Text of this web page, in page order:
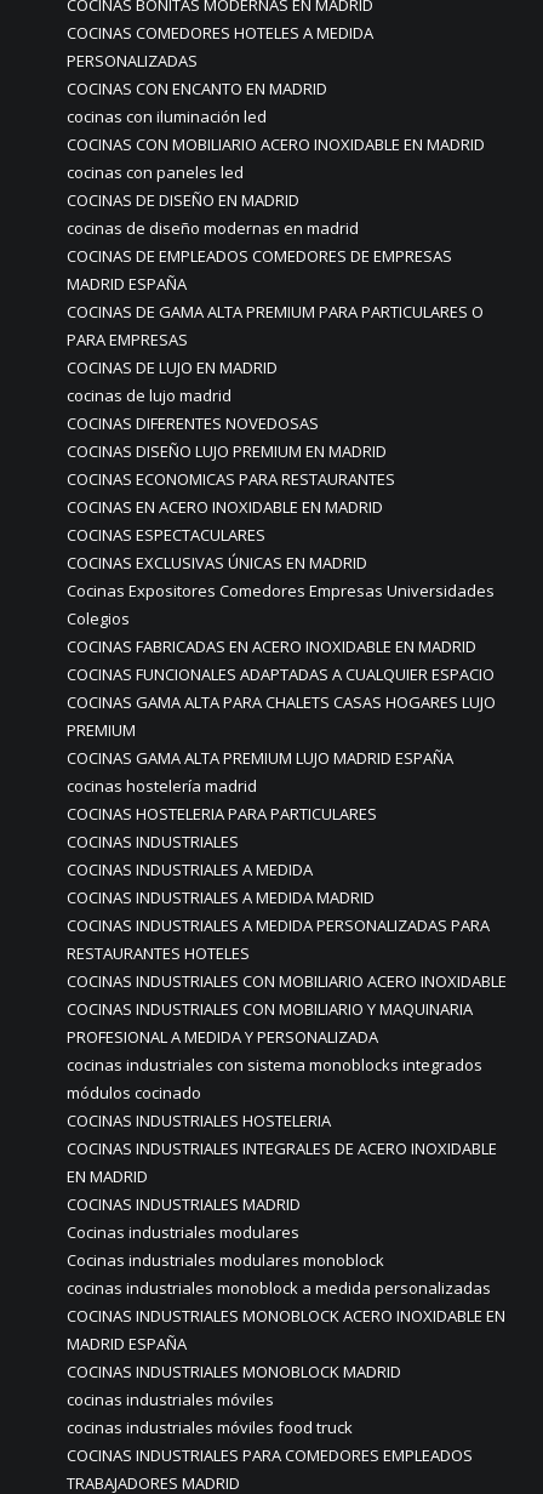
COCINAS BONITAS MODERNAS EN MADRID
COCINAS COMEDORES HOTELES A MEDIDA
PERSONALIZADAS
COCINAS CON ENCANTO EN MADRID
cocinas con iluminación led
COCINAS CON MOBILIARIO ACERO INOXIDABLE EN MADRID
cocinas con paneles led
COCINAS DE DISEÑO EN MADRID
cocinas de diseño modernas en madrid
COCINAS DE EMPLEADOS COMEDORES DE EMPRESAS
MADRID ESPAÑA
COCINAS DE GAMA ALTA PREMIUM PARA PARTICULARES O
PARA EMPRESAS
COCINAS DE LUJO EN MADRID
cocinas de lujo madrid
COCINAS DIFERENTES NOVEDOSAS
COCINAS DISEÑO LUJO PREMIUM EN MADRID
COCINAS ECONOMICAS PARA RESTAURANTES
COCINAS EN ACERO INOXIDABLE EN MADRID
COCINAS ESPECTACULARES
COCINAS EXCLUSIVAS ÚNICAS EN MADRID
Cocinas Expositores Comedores Empresas Universidades
Colegios
COCINAS FABRICADAS EN ACERO INOXIDABLE EN MADRID
COCINAS FUNCIONALES ADAPTADAS A CUALQUIER ESPACIO
COCINAS GAMA ALTA PARA CHALETS CASAS HOGARES LUJO
PREMIUM
COCINAS GAMA ALTA PREMIUM LUJO MADRID ESPAÑA
cocinas hostelería madrid
COCINAS HOSTELERIA PARA PARTICULARES
COCINAS INDUSTRIALES
COCINAS INDUSTRIALES A MEDIDA
COCINAS INDUSTRIALES A MEDIDA MADRID
COCINAS INDUSTRIALES A MEDIDA PERSONALIZADAS PARA
RESTAURANTES HOTELES
COCINAS INDUSTRIALES CON MOBILIARIO ACERO INOXIDABLE
COCINAS INDUSTRIALES CON MOBILIARIO Y MAQUINARIA
PROFESIONAL A MEDIDA Y PERSONALIZADA
cocinas industriales con sistema monoblocks integrados
módulos cocinado
COCINAS INDUSTRIALES HOSTELERIA
COCINAS INDUSTRIALES INTEGRALES DE ACERO INOXIDABLE
EN MADRID
COCINAS INDUSTRIALES MADRID
Cocinas industriales modulares
Cocinas industriales modulares monoblock
cocinas industriales monoblock a medida personalizadas
COCINAS INDUSTRIALES MONOBLOCK ACERO INOXIDABLE EN
MADRID ESPAÑA
COCINAS INDUSTRIALES MONOBLOCK MADRID
cocinas industriales móviles
cocinas industriales móviles food truck
COCINAS INDUSTRIALES PARA COMEDORES EMPLEADOS
TRABAJADORES MADRID